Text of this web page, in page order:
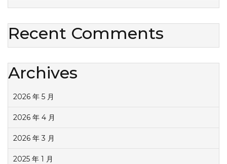
Recent Comments
Archives
2026 年 5 月
2026 年 4 月
2026 年 3 月
2025 年 1 月